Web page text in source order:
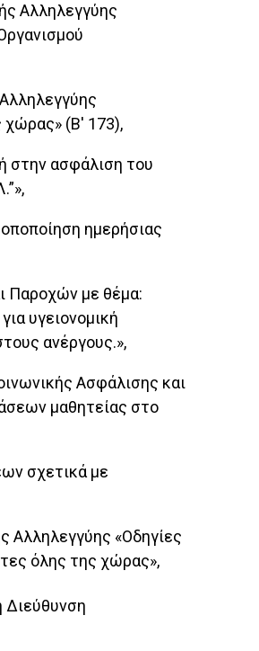
Αλληλεγγύης
χώρας» (Β' 173),
στην ασφάλιση του
ημερήσιας
Παροχών με θέμα:
υγειονομική
ανέργους.»,
Ασφάλισης και
μαθητείας στο
σχετικά με
Αλληλεγγύης «Οδηγίες
όλης της χώρας»,
Διεύθυνση